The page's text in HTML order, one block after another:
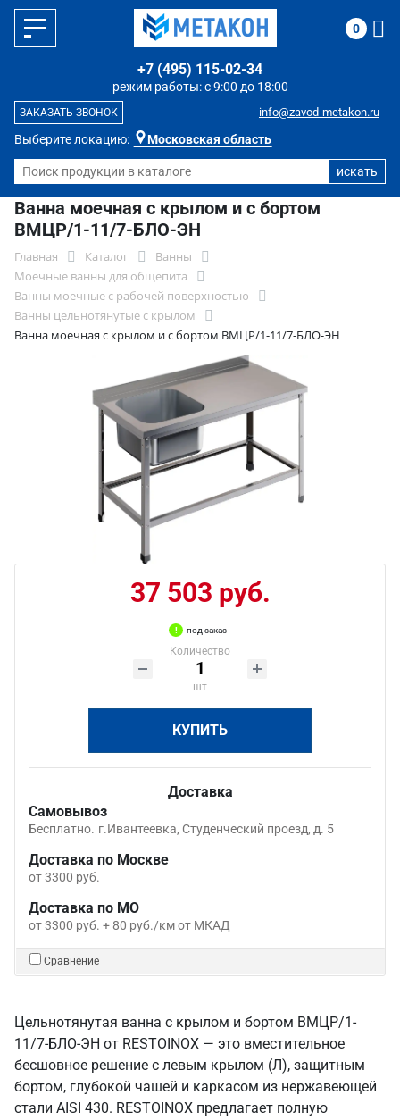
Выберите локацию: Московская область
режим работы: с 9:00 до 18:00
+7 (495) 115-02-34
info@zavod-metakon.ru
ЗАКАЗАТЬ ЗВОНОК
0
Ванна моечная с крылом и с бортом
ВМЦР/1-11/7-БЛО-ЭН
Главная Каталог
Ванны
Моечные ванны для общепита
Ванны моечные с рабочей поверхностью
Ванны цельнотянутые с крылом
Ванна моечная с крылом и с бортом ВМЦР/1-11/7-БЛО-ЭН
37 503 руб.
под заказ
Количество
шт
КУПИТЬ
Доставка
Самовывоз
Бесплатно. г.Ивантеевка, Студенческий проезд, д. 5
Доставка по Москве
от 3300 руб.
Доставка по МО
от 3300 руб. + 80 руб./км от МКАД
Сравнение
Цельнотянутая ванна с крылом и бортом ВМЦР/1-
11/7-БЛО-ЭН от RESTOINOX — это вместительное
бесшовное решение с левым крылом (Л), защитным
бортом, глубокой чашей и каркасом из нержавеющей
стали AISI 430. RESTOINOX предлагает полную